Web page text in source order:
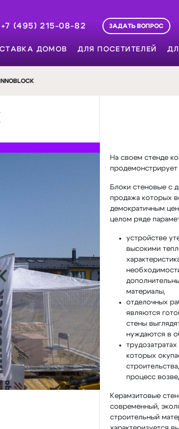
+7 (495) 215-08-82
ЗАДАТЬ ВОПРОС
ДОМОВ ДЛЯ ПОСЕТИТЕЛЕЙ
На своем стенде
продемонстрирует
Блоки стеновые с
продажа которых
демократичным
целом ряде
устройстве
высокими
материалы,
отделочных
являются
стены
нуждаются в
которых
процесс
Керамзитовые
современный,
строительный